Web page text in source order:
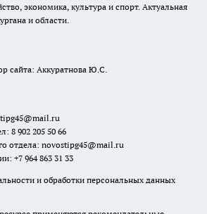
экономика, культура и спорт. Актуальная
и области.
сайта: Аккуратнова Ю.С.
8 902 205 50 66
отдела: novostipg45@mail.ru
+7 964 863 31 33
и обработки персональных данных